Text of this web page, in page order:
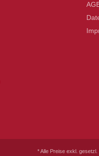
* Alle Preise exkl.